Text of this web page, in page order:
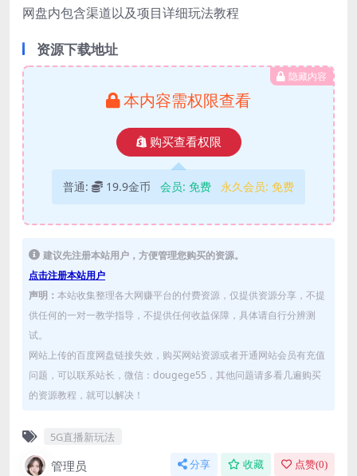
网盘内包含渠道以及项目详细玩法教程
资源下载地址
隐藏内容
本内容需权限查看
购买查看权限
普通: 19.9金币 会员: 免费 永久会员: 免费
建议先注册本站用户，方便管理您购买的资源。
点击注册本站用户
声明： 本站收集整理各大网赚平台的付费资源，仅提供资源分享，不提
供任何的一对一教学指导，不提供任何收益保障，具体请自行分辨测
试。
网站上传的百度网盘链接失效，购买网站资源或者开通网站会员有充值
问题，可以联系站长，微信：dougege55，其他问题请多看几遍购买
的资源教程，就可以解决！
5G直播新玩法
管理员 分享 收藏 点赞(0)